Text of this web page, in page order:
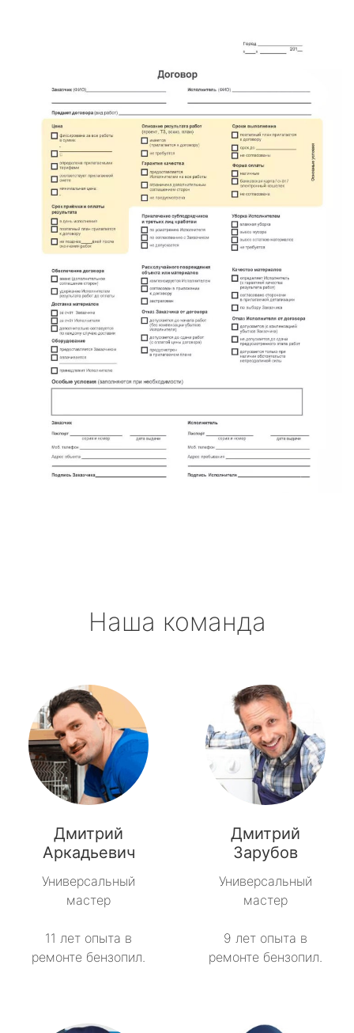
Наша команда
Дмитрий
Аркадьевич
Универсальный
мастер
11 лет опыта в
ремонте бензопил.
Дмитрий
Зарубов
Универсальный
мастер
9 лет опыта в
ремонте бензопил.